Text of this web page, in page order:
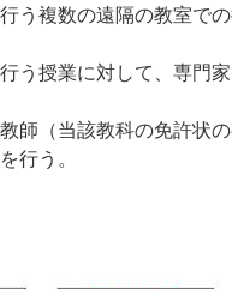
う複数の遠隔の教室での
う授業に対して、専門
師（当該教科の免許状
行う。